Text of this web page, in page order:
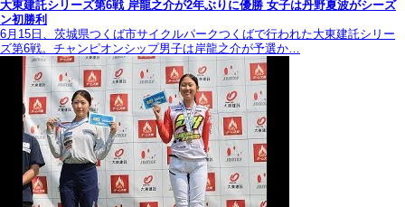
大東建託シリーズ第6戦 岸龍之介が2年ぶりに優勝 女子は丹野夏波がシーズ
ン初勝利
6月15日、茨城県つくば市サイクルパークつくばで行われた大東建託シリー
ズ第6戦。チャンピオンシップ男子は岸龍之介が予選か…